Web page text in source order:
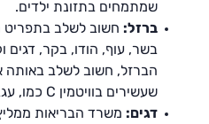
שמתמחים בתזונת ילדים.
ברזל: חשוב לשלב בתפריט
בשר, עוף, הודו, בקר, דגים
הברזל, חשוב לשלב באותה
שעשירים בוויטמין C כמו, עגבנייה, פלפל, פירות הדר ועוד.
דגים: משרד הבריאות